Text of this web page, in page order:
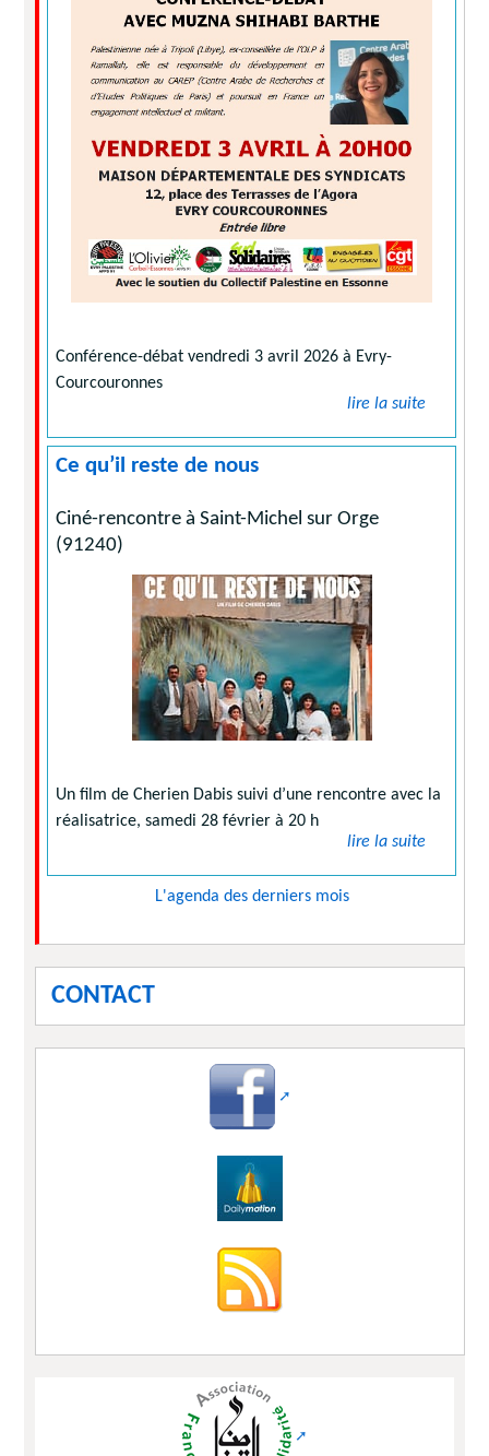
Conférence-débat vendredi 3 avril 2026 à Evry-
Courcouronnes
lire la suite
Ce qu’il reste de nous
Ciné-rencontre à Saint-Michel sur Orge
(91240)
Un film de Cherien Dabis suivi d’une rencontre avec la
réalisatrice, samedi 28 février à 20 h
lire la suite
L'agenda des derniers mois
CONTACT